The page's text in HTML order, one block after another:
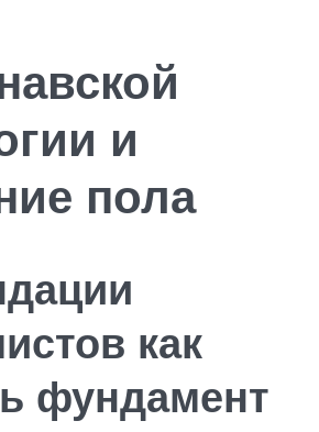
и
пола
как
фундамент